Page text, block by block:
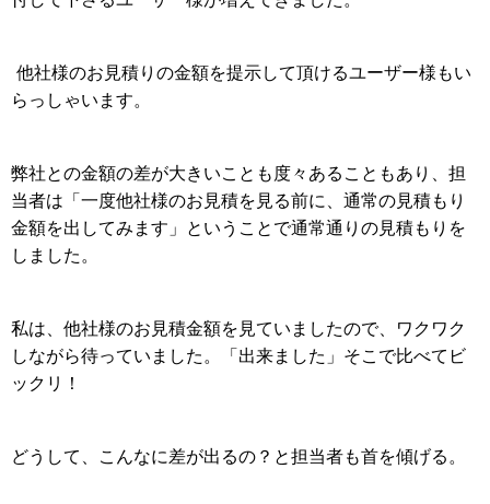
他社様のお見積りの金額を提示して頂けるユーザー様もい
らっしゃいます。
弊社との金額の差が大きいことも度々あることもあり、担
当者は「一度他社様のお見積を見る前に、通常の見積もり
金額を出してみます」ということで通常通りの見積もりを
しました。
私は、他社様のお見積金額を見ていましたので、ワクワク
しながら待っていました。「出来ました」そこで比べてビ
ックリ！
どうして、こんなに差が出るの？と担当者も首を傾げる。